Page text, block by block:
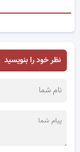
نظر خود را بنویسید